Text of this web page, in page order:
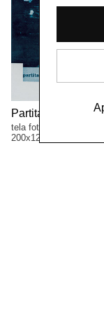
Partita a scacchi,
tela fotografica,
200x120 cm